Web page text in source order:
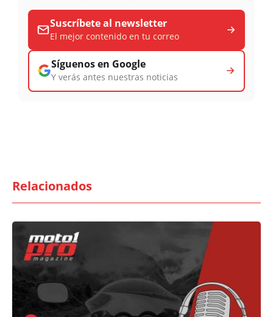
Suscríbete al newsletter
El mejor contenido en tu correo
Síguenos en Google
Y verás antes nuestras noticias
Relacionados